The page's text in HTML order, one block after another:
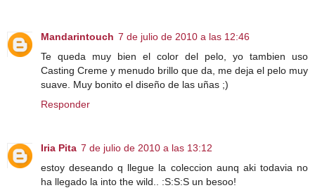
Mandarintouch 7 de julio de 2010 a las 12:46
Te queda muy bien el color del pelo, yo tambien uso
Casting Creme y menudo brillo que da, me deja el pelo muy
suave. Muy bonito el diseño de las uñas ;)
Responder
Iria Pita 7 de julio de 2010 a las 13:12
estoy deseando q llegue la coleccion aunq aki todavia no
ha llegado la into the wild.. :S:S:S un besoo!